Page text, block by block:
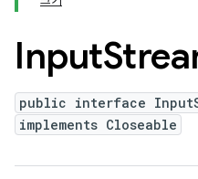
Input
public interface
implements Closeable